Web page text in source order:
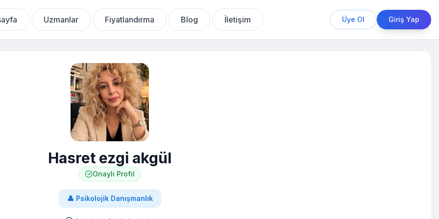
Uzmanlar Fiyatlandırma Blog İletişim Üye Ol Giriş Yap
Hasret ezgi akgül
Onaylı Profil
👤 Psikolojik Danışmanlık